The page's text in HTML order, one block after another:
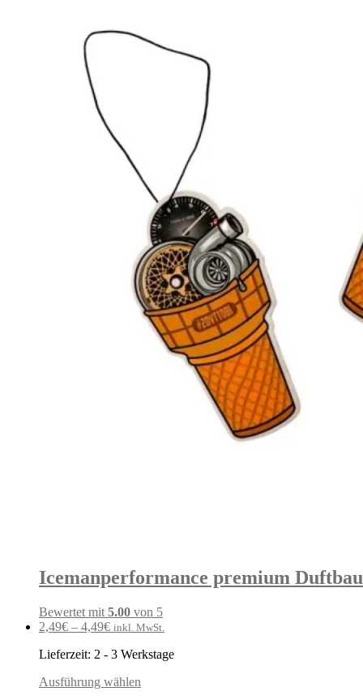
Icemanperformance premium
Bewertet mit 5.00 von 5
2,49€ – 4,49€ inkl. MwSt.
Lieferzeit: 2 - 3 Werkstage
Ausführung wählen